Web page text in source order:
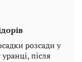
розсади у
після